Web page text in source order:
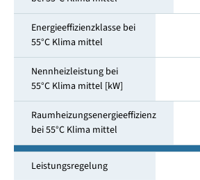
Energieeffizienzklasse bei
55°C Klima mittel
Nennheizleistung bei
55°C Klima mittel [kW]
Raumheizungsenergieeffizienz
bei 55°C Klima mittel
Leistungsregelung